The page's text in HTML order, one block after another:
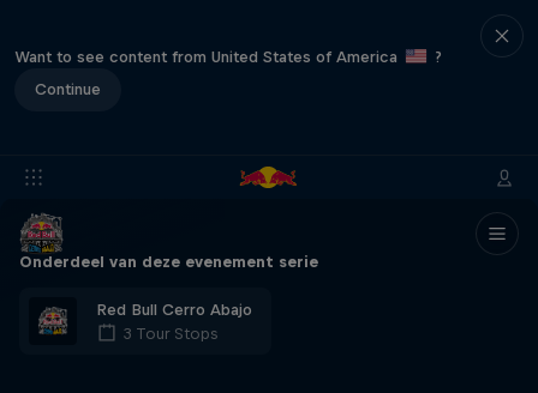
Want to see content from United States of America
?
Continue
Onderdeel van deze evenement serie
Red Bull Cerro Abajo
3 Tour Stops